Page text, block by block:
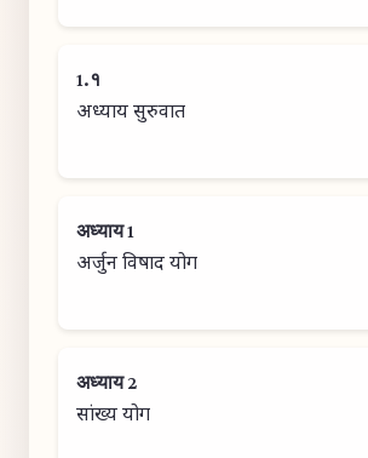
1.१
अध्याय सुरुवात
अध्याय 1
अर्जुन विषाद योग
अध्याय 2
सांख्य योग